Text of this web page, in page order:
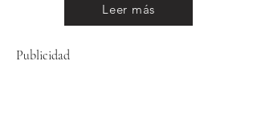
Leer más
Publicidad